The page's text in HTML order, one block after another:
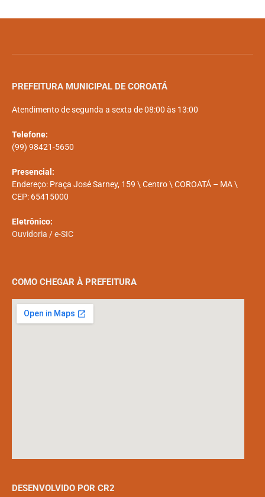
PREFEITURA MUNICIPAL DE COROATÁ
Atendimento de segunda a sexta de 08:00 às 13:00
Telefone:
(99) 98421-5650
Presencial:
Endereço: Praça José Sarney, 159 \ Centro \ COROATÁ – MA \
CEP: 65415000
Eletrônico:
Ouvidoria /e-SIC
COMO CHEGAR À PREFEITURA
DESENVOLVIDO POR CR2